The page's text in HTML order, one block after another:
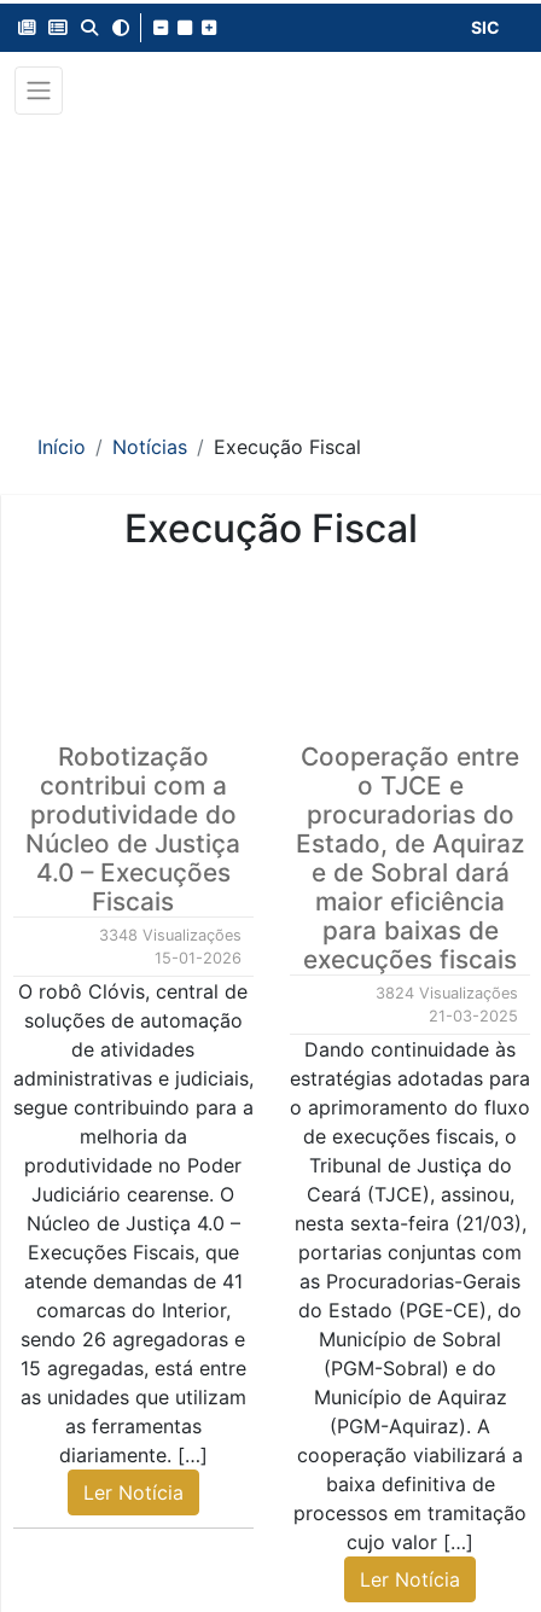
SIC
Início Notícias Execução Fiscal
Execução Fiscal
Robotização
contribui com a
produtividade do
Núcleo de Justiça
4.0 – Execuções
Fiscais
3348 Visualizações
15-01-2026
O robô Clóvis, central de
soluções de automação
de atividades
administrativas e judiciais,
segue contribuindo para a
melhoria da
produtividade no Poder
Judiciário cearense. O
Núcleo de Justiça 4.0 –
Execuções Fiscais, que
atende demandas de 41
comarcas do Interior,
sendo 26 agregadoras e
15 agregadas, está entre
as unidades que utilizam
as ferramentas
diariamente. […]
Ler Notícia
Cooperação entre
o TJCE e
procuradorias do
Estado, de Aquiraz
e de Sobral dará
maior eficiência
para baixas de
execuções fiscais
3824 Visualizações
21-03-2025
Dando continuidade às
estratégias adotadas para
o aprimoramento do fluxo
de execuções fiscais, o
Tribunal de Justiça do
Ceará (TJCE), assinou,
nesta sexta-feira (21/03),
portarias conjuntas com
as Procuradorias-Gerais
do Estado (PGE-CE), do
Município de Sobral
(PGM-Sobral) e do
Município de Aquiraz
(PGM-Aquiraz). A
cooperação viabilizará a
baixa definitiva de
processos em tramitação
cujo valor […]
Ler Notícia